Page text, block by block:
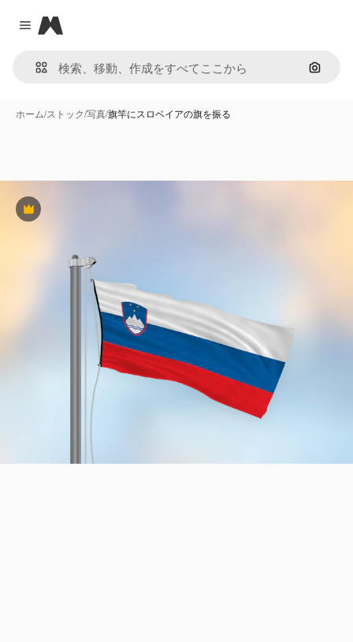
Close menu
Magnific
画像で
ホーム/ストック/写真/旗竿にスロベイアの旗を振る
Premium